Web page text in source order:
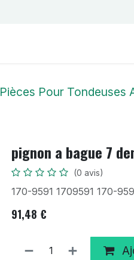
Pièces Pour Tondeuses
pignon a bague 7
(0 avis)
170-9591 1709591 170-
91,48 €